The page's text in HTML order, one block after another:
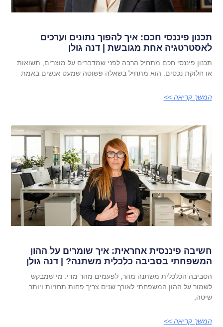
תכנון פיננסי חכם: איך להפוך נתונים וערכים
לאסטרטגיה אחת מגובשת | דנה גולן
תכנון פיננסי חכם מתחיל הרבה לפני שמדברים על מוצרים, תשואות
או חלוקת נכסים. הוא מתחיל בשאלה פשוטה שמעט אנשים באמת
המשך קריאה >>
חשיבה פיננסית אחראית: איך שומרים על ההון
המשפחתי בסביבה כלכלית משתנה? | דנה גולן
הסביבה הכלכלית משתנה מהר, לפעמים מהר מדי. מי שמבקש
לשמור על ההון המשפחתי לאורך שנים צריך פחות תחזיות ויותר
שיטה,
המשך קריאה >>